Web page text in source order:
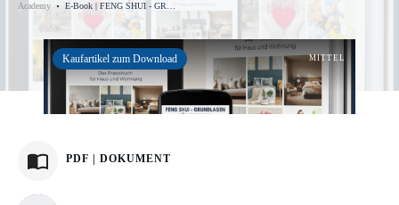
Academy
Kaufartikel zum Download MITTEL
PDF | DOKUMENT